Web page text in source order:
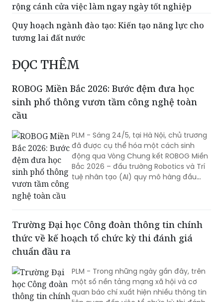
rộng cánh cửa việc làm ngay ngày tốt nghiệp
Quy hoạch ngành đào tạo: Kiến tạo năng lực cho
tương lai đất nước
ĐỌC THÊM
ROBOG Miền Bắc 2026: Bước đệm đưa học
sinh phổ thông vươn tầm công nghệ toàn
cầu
PLM - Sáng 24/5, tại Hà Nội, chủ trương
đã được cụ thể hóa một cách sinh
động qua Vòng Chung kết ROBOG Miền
Bắc 2026 – đấu trường Robotics và Trí
tuệ nhân tạo (AI) quy mô hàng đầu
Trường Đại học Công đoàn thông tin chính
thức về kế hoạch tổ chức kỳ thi đánh giá
chuẩn đầu ra
PLM - Trong những ngày gần đây, trên
một số nền tảng mạng xã hội và cơ
quan báo chí xuất hiện nhiều thông tin